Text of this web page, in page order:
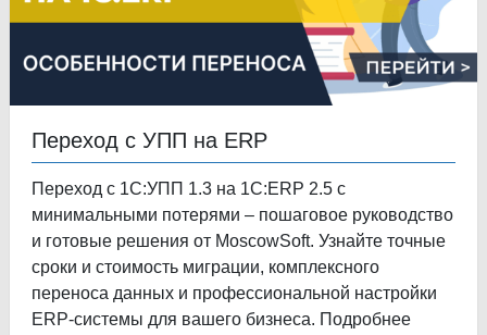
Переход с УПП на ERP
Переход с 1С:УПП 1.3 на 1С:ERP 2.5 с
минимальными потерями – пошаговое руководство
и готовые решения от MoscowSoft. Узнайте точные
сроки и стоимость миграции, комплексного
переноса данных и профессиональной настройки
ERP-системы для вашего бизнеса. Подробнее